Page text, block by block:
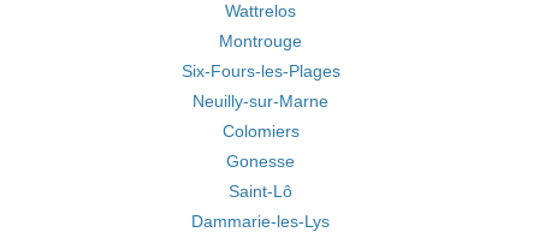
Wattrelos
Montrouge
Six-Fours-les-Plages
Neuilly-sur-Marne
Colomiers
Gonesse
Saint-Lô
Dammarie-les-Lys